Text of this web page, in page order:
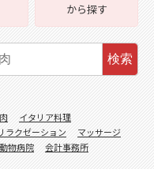
から探す
検索
イタリア料理
ラクゼーション
マッサージ
動物病院
会計事務所